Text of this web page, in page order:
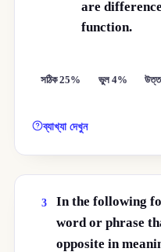
are
function.
সঠিক 25% ভুল 4%
ব্যাখ্যা দেখুন
3
In the following
word or phrase
opposite in